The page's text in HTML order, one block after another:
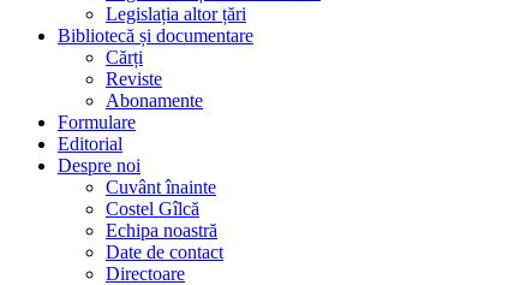
Legislația altor țări
Bibliotecă și documentare
Cărți
Reviste
Abonamente
Formulare
Editorial
Despre noi
Cuvânt înainte
Costel Gîlcă
Echipa noastră
Date de contact
Directoare